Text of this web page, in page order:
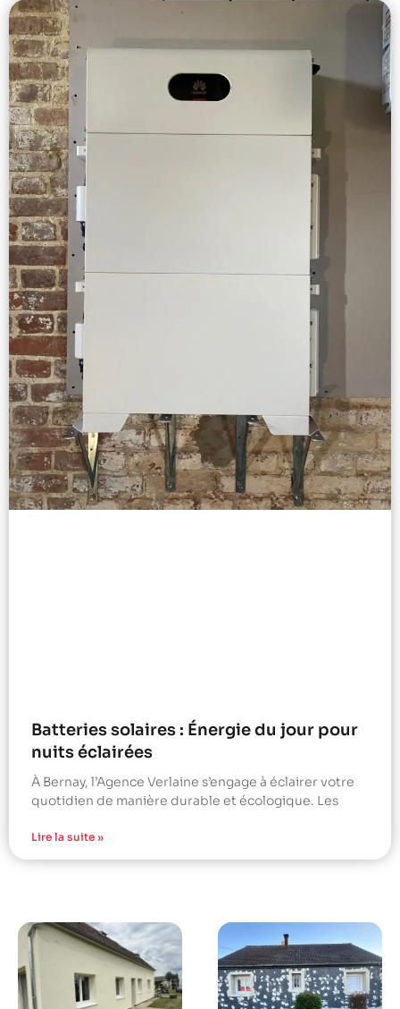
Batteries solaires : Énergie du jour pour
nuits éclairées
À Bernay, l’Agence Verlaine s’engage à éclairer votre
quotidien de manière durable et écologique. Les
Lire la suite »